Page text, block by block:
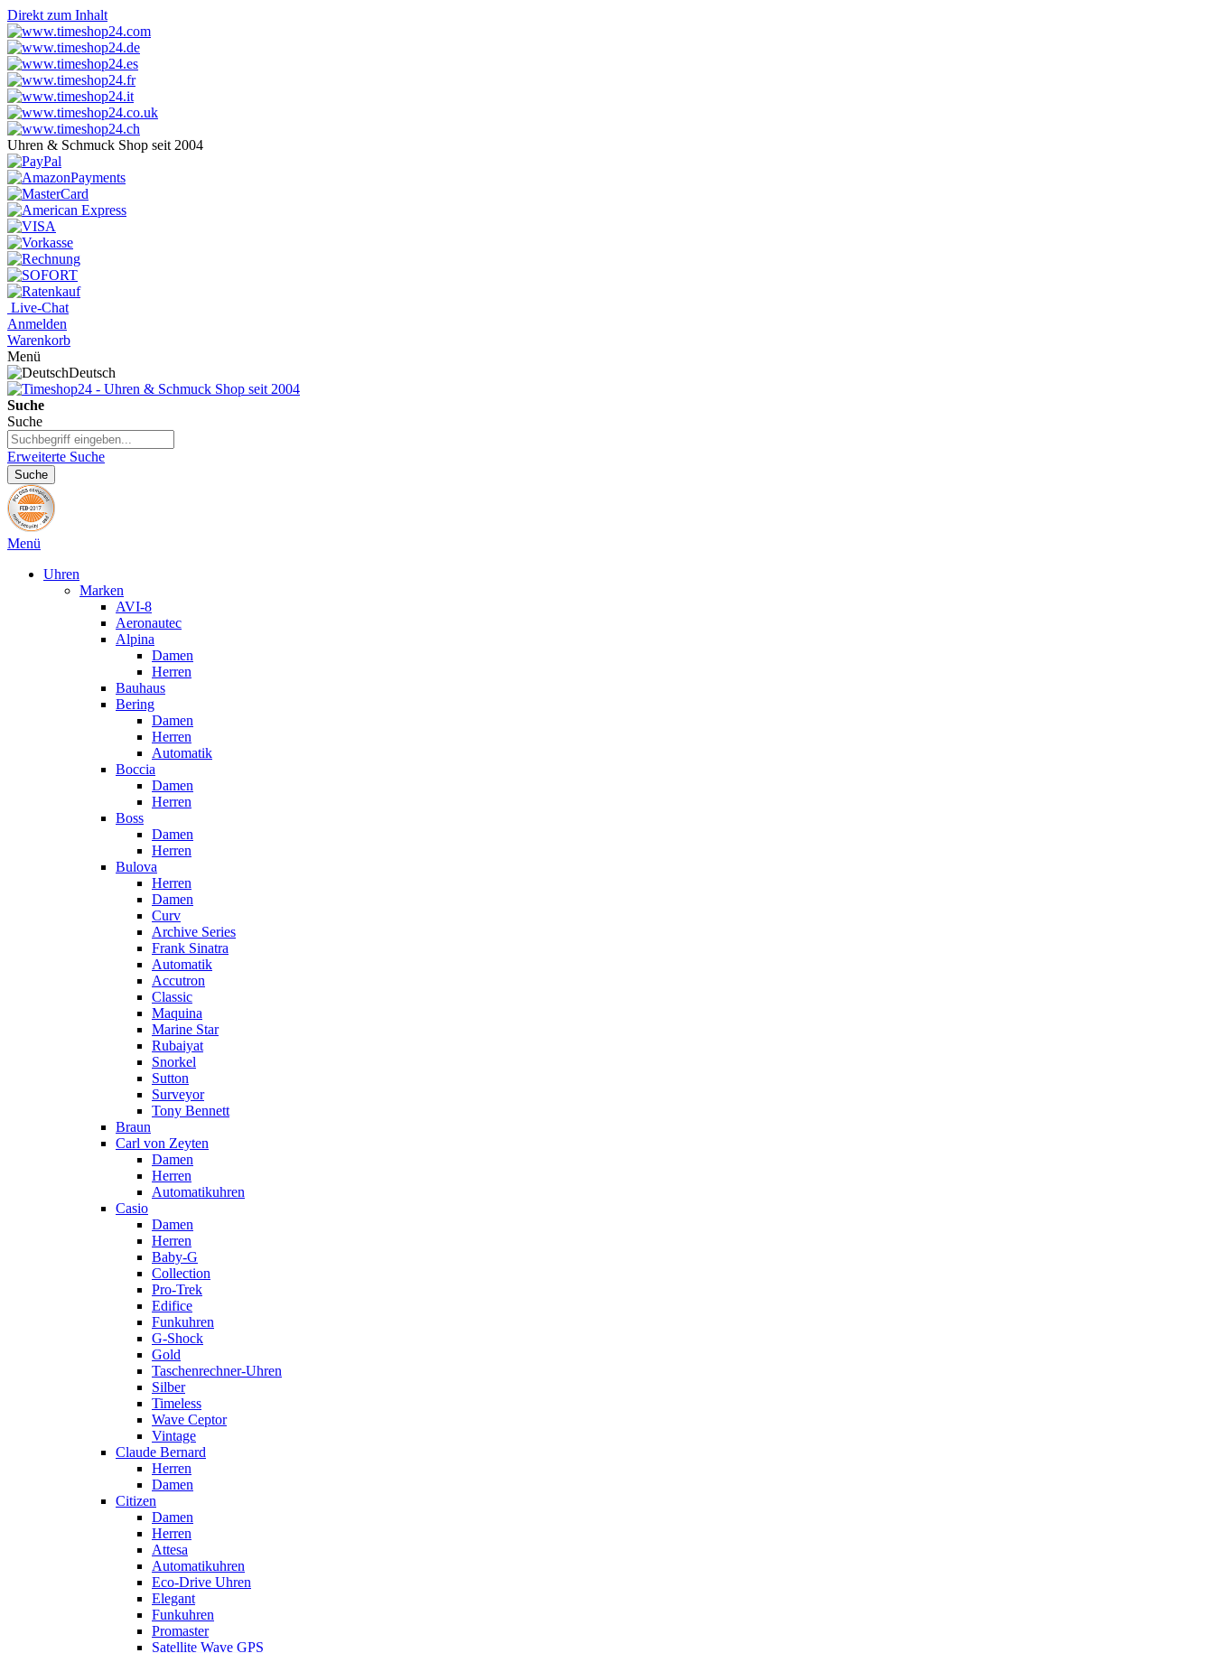
Direkt zum Inhalt
Uhren & Schmuck Shop seit 2004
Live-Chat
Anmelden
Warenkorb
Menü
Deutsch
Suche
Suche
Erweiterte Suche
Suche
Menü
Uhren
Marken
AVI-8
Aeronautec
Alpina
Damen
Herren
Bauhaus
Bering
Damen
Herren
Automatik
Boccia
Damen
Herren
Boss
Damen
Herren
Bulova
Herren
Damen
Curv
Archive Series
Frank Sinatra
Automatik
Accutron
Classic
Maquina
Marine Star
Rubaiyat
Snorkel
Sutton
Surveyor
Tony Bennett
Braun
Carl von Zeyten
Damen
Herren
Automatikuhren
Casio
Damen
Herren
Baby-G
Collection
Pro-Trek
Edifice
Funkuhren
G-Shock
Gold
Taschenrechner-Uhren
Silber
Timeless
Wave Ceptor
Vintage
Claude Bernard
Herren
Damen
Citizen
Damen
Herren
Attesa
Automatikuhren
Eco-Drive Uhren
Elegant
Funkuhren
Promaster
Satellite Wave GPS